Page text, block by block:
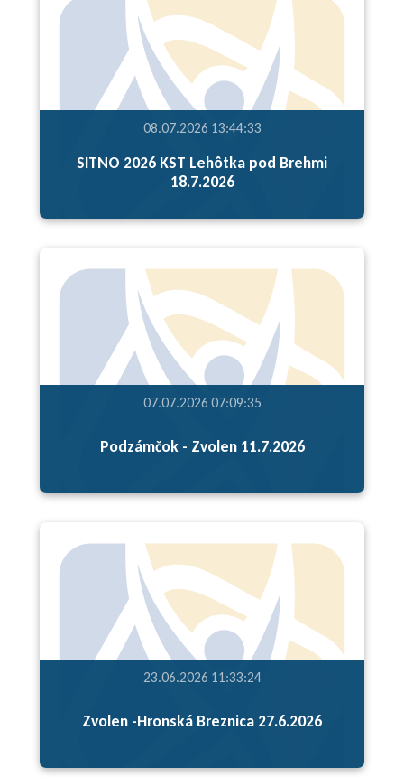
08.07.2026 13:44:33
SITNO 2026 KST Lehôtka pod Brehmi
18.7.2026
07.07.2026 07:09:35
Podzámčok - Zvolen 11.7.2026
23.06.2026 11:33:24
Zvolen -Hronská Breznica 27.6.2026